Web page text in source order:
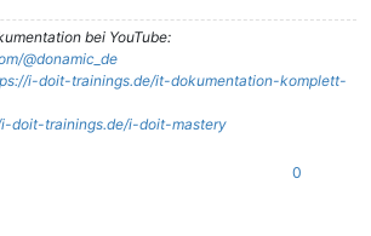
bei YouTube:
@donamic_de
i-doit-trainings.de/it-dokumentation-komplett-
doit-trainings.de/i-doit-mastery
0